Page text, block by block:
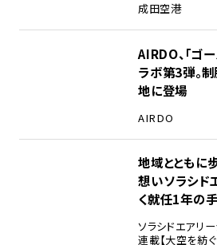
成田空港
AIRDO、「ゴ
ラボ第3弾。
地に登場
AIRDO
地域とともに
想い――ソラシ
く就任1年の
ソラシドエアリ
連載【大空を紡